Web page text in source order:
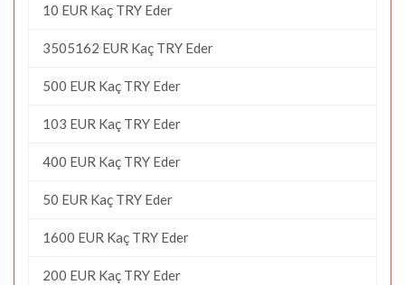
10 EUR Kaç TRY Eder
3505162 EUR Kaç TRY Eder
500 EUR Kaç TRY Eder
103 EUR Kaç TRY Eder
400 EUR Kaç TRY Eder
50 EUR Kaç TRY Eder
1600 EUR Kaç TRY Eder
200 EUR Kaç TRY Eder